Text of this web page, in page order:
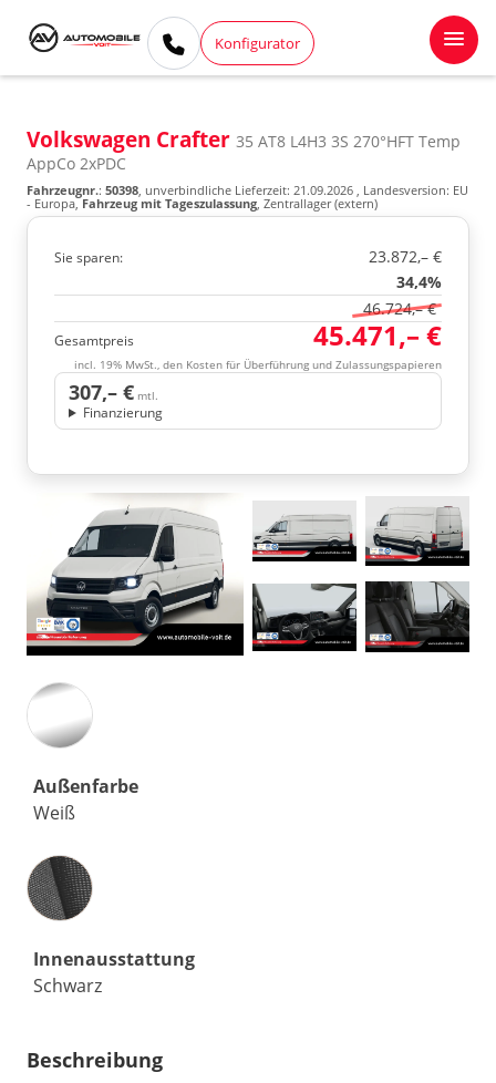
Konfigurator
Volkswagen Crafter 35 AT8 L4H3 3S 270°HFT Temp
AppCo 2xPDC
Fahrzeugnr.: 50398, unverbindliche Lieferzeit: 21.09.2026 , Landesversion: EU
- Europa,Fahrzeug mit Tageszulassung, Zentrallager (extern)
Sie sparen:
23.872,– €
34,4%
46.724,– €
Gesamtpreis 45.471,– €
incl. 19% MwSt., den Kosten für Überführung und Zulassungspapieren
307,– € mtl.
Finanzierung
Außenfarbe
Weiß
Innenausstattung
Innenausstattung
Schwarz
Beschreibung